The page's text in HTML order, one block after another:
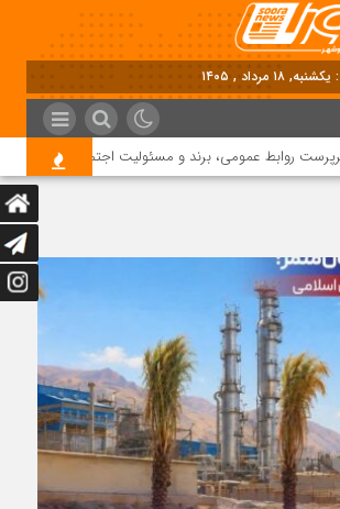
۱۸ مرداد , ۱۴۰۵
روابط عمومی، برند و مسئولیت اجتماعی دماوند